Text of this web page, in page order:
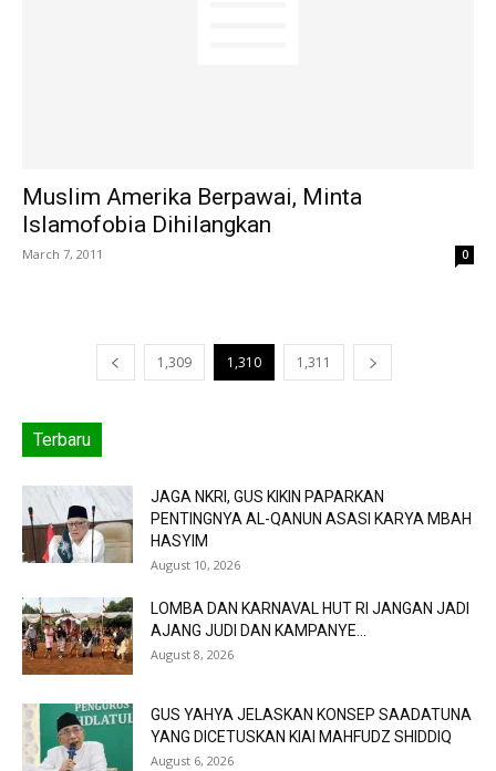
Muslim Amerika Berpawai, Minta
Islamofobia Dihilangkan
March 7, 2011 0
1,309 1,310 1,311
Terbaru
JAGA NKRI, GUS KIKIN PAPARKAN
PENTINGNYA AL-QANUN ASASI KARYA MBAH
HASYIM
August 10, 2026
LOMBA DAN KARNAVAL HUT RI JANGAN JADI
AJANG JUDI DAN KAMPANYE...
August 8, 2026
GUS YAHYA JELASKAN KONSEP SAADATUNA
YANG DICETUSKAN KIAI MAHFUDZ SHIDDIQ
August 6, 2026